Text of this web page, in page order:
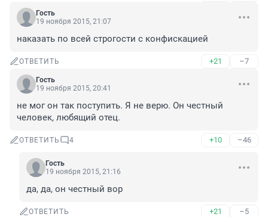
Гость
19 ноября 2015, 21:07
наказать по всей строгости с конфискацией
ОТВЕТИТЬ +21 –7
Гость
19 ноября 2015, 20:41
не мог он так поступить. Я не верю. Он честный
человек, любящий отец.
ОТВЕТИТЬ 4 +10 –46
Гость
19 ноября 2015, 21:16
да, да, он честный вор
ОТВЕТИТЬ +21 –5